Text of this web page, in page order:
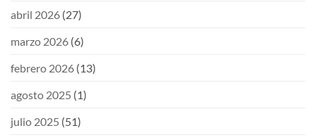
abril 2026 (27)
marzo 2026 (6)
febrero 2026 (13)
agosto 2025 (1)
julio 2025 (51)